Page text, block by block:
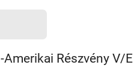
Részvény V/